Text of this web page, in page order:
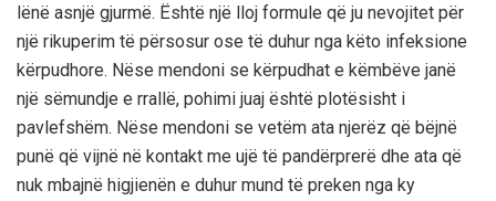
lënë asnjë gjurmë. Është një lloj formule që ju nevojitet për
një rikuperim të përsosur ose të duhur nga këto infeksione
kërpudhore. Nëse mendoni se kërpudhat e këmbëve janë
një sëmundje e rrallë, pohimi juaj është plotësisht i
pavlefshëm. Nëse mendoni se vetëm ata njerëz që bëjnë
punë që vijnë në kontakt me ujë të pandërprerë dhe ata që
nuk mbajnë higjienën e duhur mund të preken nga ky